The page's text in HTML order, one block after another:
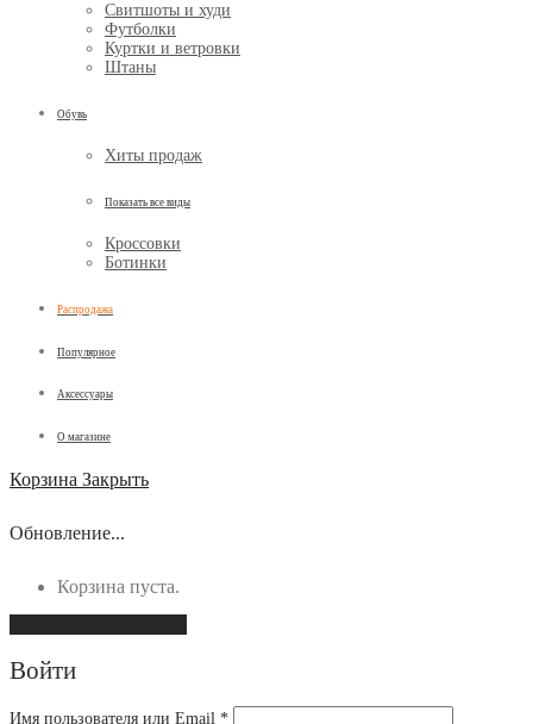
Свитшоты и худи
Футболки
Куртки и ветровки
Штаны
Обувь
Хиты продаж
Показать все виды
Кроссовки
Ботинки
Распродажа
Популярное
Аксессуары
О магазине
Корзина Закрыть
Обновление...
Корзина пуста.
Войти
Имя пользователя или Email *